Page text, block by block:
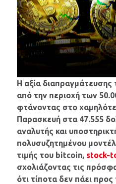
Η αξία
από την περιοχή των
φτάνοντας στο
Παρασκευή στα 47.555
αναλυτής και
πολυσυζητημένου
τιμής του bitcoin, stock-
σχολιάζοντας τις
ότι τίποτα δεν πάει